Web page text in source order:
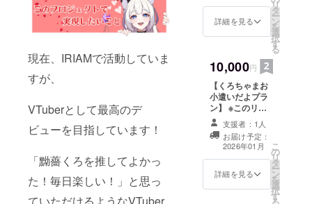
現在、IRIAMで活動していま
すが、
VTuberとして最高のデ
ビューを目指しています！
「黝薔くろを推してよかっ
た！毎日楽しい！」と思っ
をメールにて
URLでお渡し。
い。︎ ◆Live2d姿
でのお礼動画 ┣
３０秒ほどの動
画をメールにて
URLでお渡し。
┗内容は共通と
なります。 ◇ク
ラファン限定オ
リジナルPC壁紙
定オリジナルス
マホ壁紙 ◇初配
詳細を見る
リ
タ
ー
ン
を
選
択
す
る
10,000円
【くろちゃまお
小遣いだよプラ
ン】 ※このリ
ターンは3,000円
のリターンと同
じ内容になりま
す。 ◆初配信内
のスライドにお
名前掲載 ┗ 備考
支援者：1人
お届け予定：
2026年01月
詳細を見る
こ
の
リ
タ
ー
ン
を
選
択
す
る